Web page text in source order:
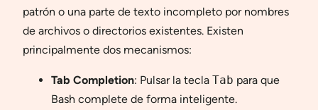
patrón o una parte de texto incompleto por nombres
de archivos o directorios existentes. Existen
principalmente dos mecanismos:
Tab Completion: Pulsar la tecla Tab para que
Bash complete de forma inteligente.